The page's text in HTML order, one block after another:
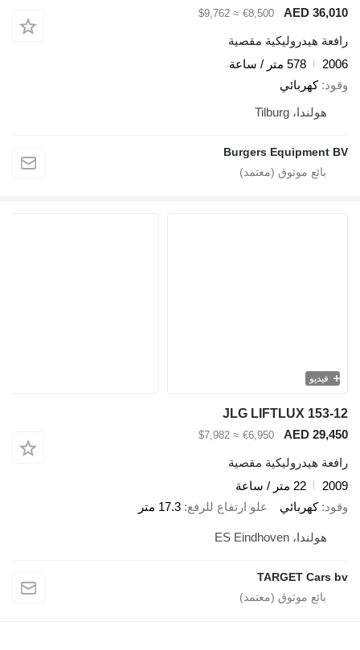
AED 36,010
€8,500
≈ $9,762
رافعة هيدروليكية مقصية
2006
578 متر / ساعة
وقود كهربائي
هولندا، Tilburg
Burgers Equipment BV
فيديو
JLG LIFTLUX 153-12
AED 29,450
€6,950
≈ $7,982
رافعة هيدروليكية مقصية
2009
22 متر / ساعة
وقود كهربائي علو ارتفاع للرفع 17.3 متر
هولندا، ES Eindhoven
TARGET Cars bv